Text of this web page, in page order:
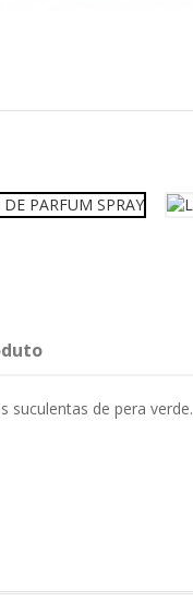
suculentas de pera